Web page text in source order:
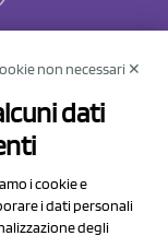
1
non necessari ✕
dati
i cookie e
i dati personali
degli